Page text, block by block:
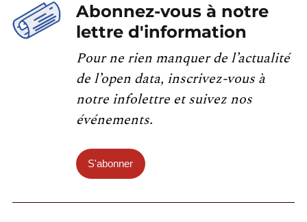
Abonnez-vous à notre
lettre d'information
Pour ne rien manquer de l’actualité
de l’open data, inscrivez-vous à
notre infolettre et suivez nos
événements.
S'abonner